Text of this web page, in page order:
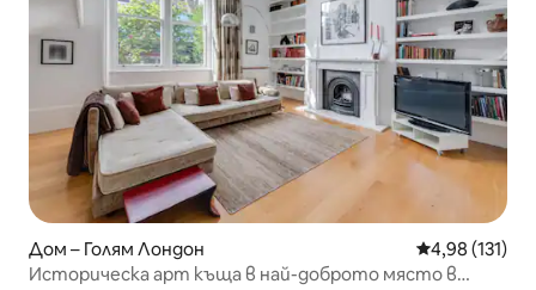
Дом – Голям Лондон Средна
4,98 (131)
Историческа арт къща в най-доброто място в